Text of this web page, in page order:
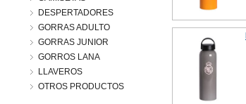
DESPERTADORES
GORRAS ADULTO
GORRAS JUNIOR
GORROS LANA
LLAVEROS
OTROS PRODUCTOS